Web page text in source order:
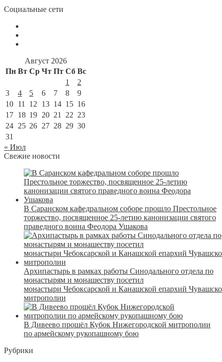
Социальные сети
Август 2026
Пн Вт Ср Чт Пт Сб Вс
1
2
3
4 5 6 7 8
9
10 11 12 13 14 15 16
17 18 19 20 21 22 23
24 25 26 27 28 29 30
31
« Июл
Свежие новости
В Саранском кафедральном соборе прошло Престольное
торжество, посвященное 25-летию канонизации святого
праведного воина Феодора Ушакова
Архипастырь в рамках работы Синодального отдела по
монастырям и монашеству посетил
монастыри Чебоксарской и Канашской епархий
митрополии
В Дивеево прошёл Кубок Нижегородской митрополии
по армейскому рукопашному бою
Рубрики